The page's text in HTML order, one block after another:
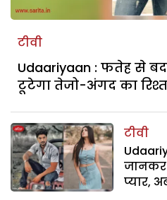
टीवी
Udaariyaan : फतेह से
टूटेगा तेजो-अंगद का
टीवी
प्यार,